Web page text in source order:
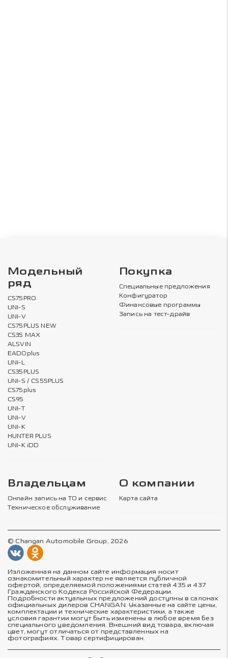
Модельный
ряд
CS75PRO
UNI-S
UNI-V
CS75PLUS NEW
CS35 MAX
ALSVIN
EADOplus
UNI-L
CS35PLUS
UNI-S / CS55PLUS
CS75plus
CS95
UNI-T
UNI-V
UNI-K
HUNTER PLUS
UNI-K iDD
Покупка
Специальные предложения
Конфигуратор
Финансовые программы
Запись на тест-драйв
Владельцам
Онлайн запись на ТО и сервис
Техническое обслуживание
О компании
Карта сайта
© Changan Automobile Group, 2026
Изложенная на данном сайте информация носит
ознакомительный характер не является публичной
офертой, определяемой положениями статей 435 и 437
Гражданского Кодекса Российской Федерации.
Подробности актуальных предложений доступны в салонах
официальных дилеров CHANGAN. Указанные на сайте цены,
комплектации и технические характеристики, а также
условия гарантии могут быть изменены в любое время без
специального уведомления. Внешний вид товара, включая
цвет, могут отличаться от представленных на
фотографиях. Товар сертифицирован.